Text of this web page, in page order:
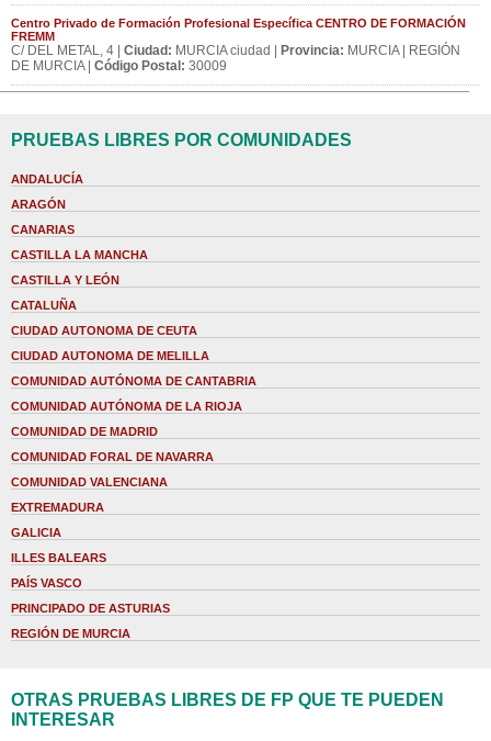
Centro Privado de Formación Profesional Específica CENTRO DE FORMACIÓN
FREMM
C/ DEL METAL, 4 | Ciudad: MURCIA ciudad | Provincia: MURCIA | REGIÓN
DE MURCIA | Código Postal: 30009
PRUEBAS LIBRES POR COMUNIDADES
ANDALUCÍA
ARAGÓN
CANARIAS
CASTILLA LA MANCHA
CASTILLA Y LEÓN
CATALUÑA
CIUDAD AUTONOMA DE CEUTA
CIUDAD AUTONOMA DE MELILLA
COMUNIDAD AUTÓNOMA DE CANTABRIA
COMUNIDAD AUTÓNOMA DE LA RIOJA
COMUNIDAD DE MADRID
COMUNIDAD FORAL DE NAVARRA
COMUNIDAD VALENCIANA
EXTREMADURA
GALICIA
ILLES BALEARS
PAÍS VASCO
PRINCIPADO DE ASTURIAS
REGIÓN DE MURCIA
OTRAS PRUEBAS LIBRES DE FP QUE TE PUEDEN
INTERESAR